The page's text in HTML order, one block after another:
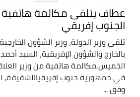
عطاف يتلقى مكالمة هاتفية
الجنوب إفريقي
تلقى وزير الدولة، وزير الشؤون الخارجية
بالخارج والشؤون الإفريقية، السيد
الخميس,مكالمة هاتفية من وزير
في جمهورية جنوب إفريقياالشقيقة،
وفق ...